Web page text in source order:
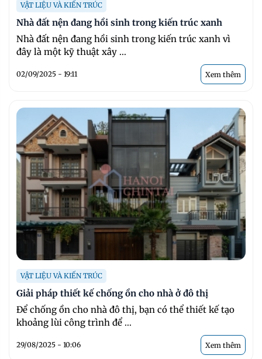
VẬT LIỆU VÀ KIẾN TRÚC
Nhà đất nện đang hồi sinh trong kiến trúc xanh
Nhà đất nện đang hồi sinh trong kiến trúc xanh vì
đây là một kỹ thuật xây ...
02/09/2025 - 19:11 Xem thêm
VẬT LIỆU VÀ KIẾN TRÚC
Giải pháp thiết kế chống ồn cho nhà ở đô thị
Để chống ồn cho nhà đô thị, bạn có thể thiết kế tạo
khoảng lùi công trình để ...
29/08/2025 - 10:06 Xem thêm